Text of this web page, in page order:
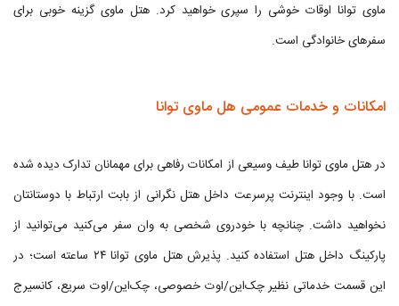
ماوی توانا اوقات خوشی را سپری خواهید کرد. هتل ماوی گزینه خوبی برای
سفرهای خانوادگی است.
امکانات و خدمات عمومی هل ماوی توانا
در هتل ماوی توانا طیف وسیعی از امکانات رفاهی برای مهمانان تدارک دیده شده
است. با وجود اینترنت پرسرعت داخل هتل نگرانی از بابت ارتباط با دوستانتان
نخواهید داشت. چنانچه با خودروی شخصی به وان سفر می‌کنید می‌توانید از
پارکینگ داخل هتل استفاده کنید. پذیرش هتل ماوی توانا ۲۴ ساعته است؛ در
این قسمت خدماتی نظیر چک‌این/اوت خصوصی، چک‌این/اوت سریع، کانسیرج